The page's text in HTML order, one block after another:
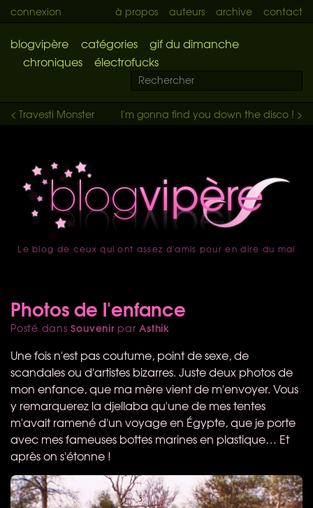
connexion à propos auteurs archive contact
blogvipère catégories
gif du dimanche
chroniques
électrofucks
I'm gonna find you down the disco ! >
< Travesti Monster
accueil
Le blog de ceux qui ont assez d'amis pour en dire du mal
Photos de l'enfance
Posté dansSouvenirparAsthik
Une fois n'est pas coutume, point de sexe, de
scandales ou d'artistes bizarres. Juste deux photos de
mon enfance, que ma mère vient de m'envoyer. Vous
y remarquerez la djellaba qu'une de mes tentes
m'avait ramené d'un voyage en Égypte, que je porte
avec mes fameuses bottes marines en plastique… Et
après on s'étonne !